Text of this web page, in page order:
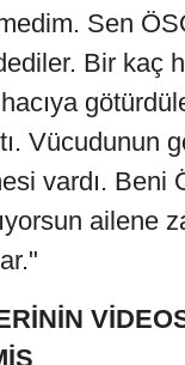
Sen
Bir kaç
Vücudunun
vardı. Beni
ailene